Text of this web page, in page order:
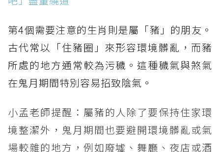
第4個需要注意的生肖則是屬「豬」的朋友。
古代常以「住豬圈」來形容環境髒亂，而豬
所處的地方通常較為污穢。這種穢氣與煞氣
在鬼月期間特別容易招致陰氣。
小孟老師提醒：屬豬的人除了要保持住家環
境整潔外，鬼月期間也要避開環境髒亂或氣
場較雜的地方，例如廢墟、舞廳、夜店或酒